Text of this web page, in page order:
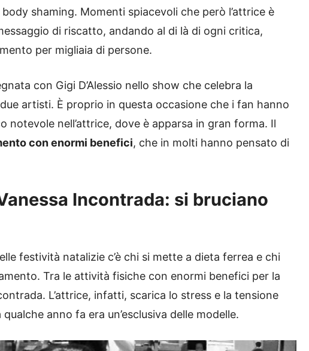
shaming. Momenti spiacevoli che però l’attrice è
di riscatto, andando al di là di ogni critica,
per migliaia di persone.
con Gigi D’Alessio nello show che celebra la
artisti. È proprio in questa occasione che i fan hanno
notevole nell’attrice, dove è apparsa in gran forma. Il
con enormi benefici, che in molti hanno pensato di
Incontrada: si bruciano
festività natalizie c’è chi si mette a dieta ferrea e chi
Tra le attività fisiche con enormi benefici per la
L’attrice, infatti, scarica lo stress e la tensione
anno fa era un’esclusiva delle modelle.